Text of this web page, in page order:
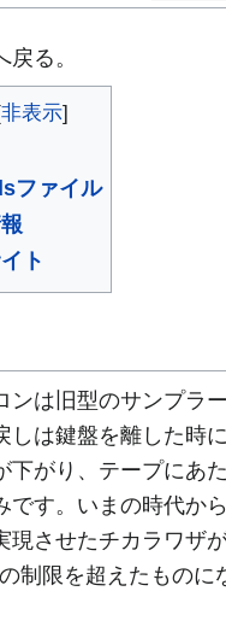
戻る。
ファイル
ト
は旧型のサンプラ
しは鍵盤を離した時
下がり、テープにあ
です。いまの時代か
現させたチカラワザ
制限を超えたものに